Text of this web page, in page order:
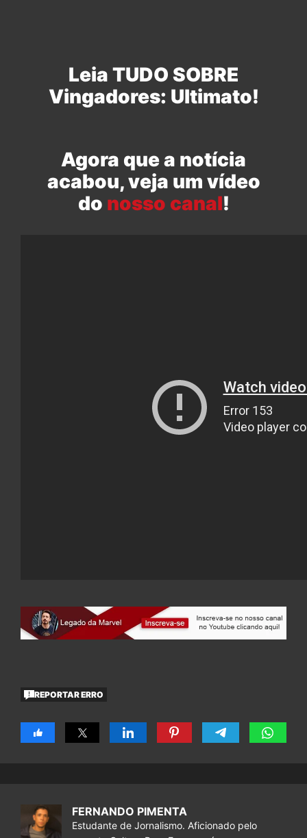
Leia TUDO SOBRE
Vingadores: Ultimato!
Agora que a notícia
acabou, veja um vídeo
do nosso canal!
REPORTAR ERRO
FERNANDO PIMENTA
Estudante de Jornalismo. Aficionado pelo